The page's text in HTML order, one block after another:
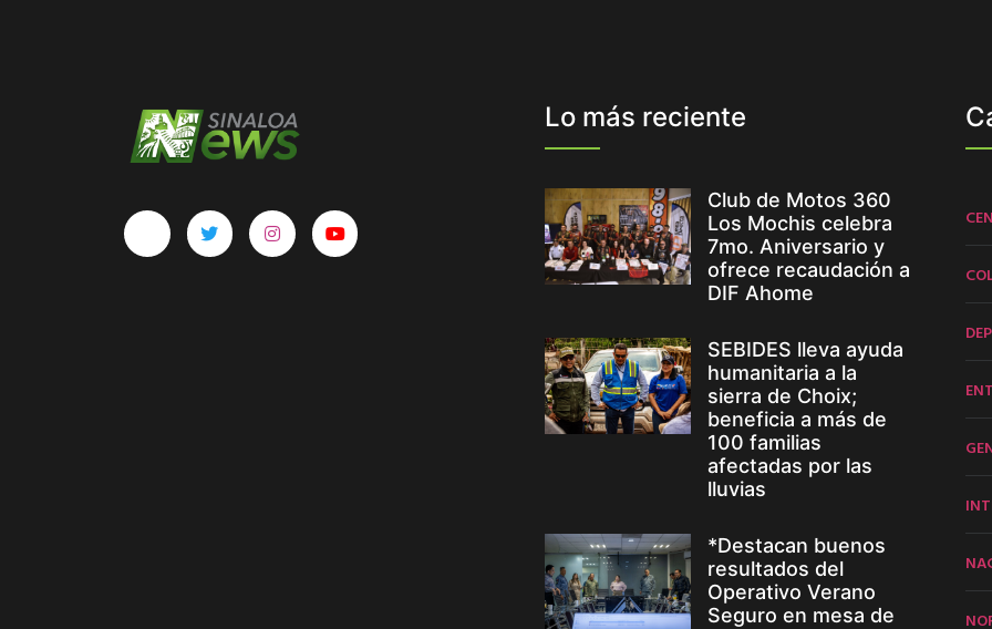
Lo más reciente
Club de Motos 360
Los Mochis celebra
7mo. Aniversario y
ofrece recaudación a
DIF Ahome
SEBIDES lleva ayuda
humanitaria a la
sierra de Choix;
beneficia a más de
100 familias
afectadas por las
lluvias
*Destacan buenos
resultados del
Operativo Verano
Seguro en mesa de